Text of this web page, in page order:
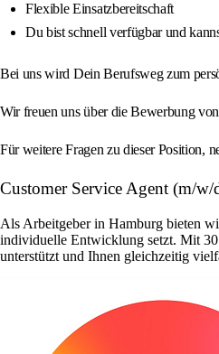
Flexible Einsatzbereitschaft
Du bist schnell verfügbar und
Bei uns wird Dein Berufsweg zum
Wir freuen uns über die Bewerbung
Für weitere Fragen zu dieser Position,
Customer Service Agent (m/
Als Arbeitgeber in Hamburg bieten
individuelle Entwicklung setzt. Mit 30
unterstützt und Ihnen gleichzeitig